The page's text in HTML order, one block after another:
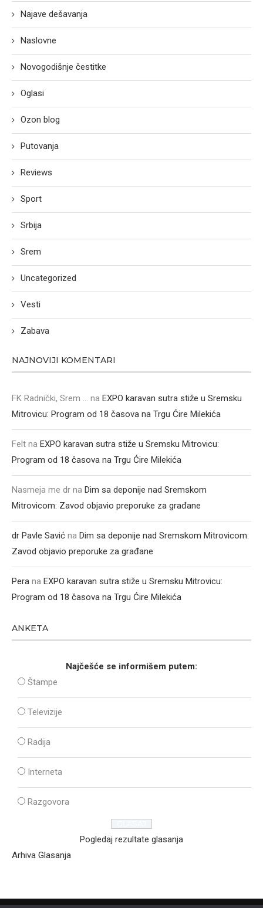
Najave dešavanja
Naslovne
Novogodišnje čestitke
Oglasi
Ozon blog
Putovanja
Reviews
Sport
Srbija
Srem
Uncategorized
Vesti
Zabava
NAJNOVIJI KOMENTARI
FK Radnički, Srem ... na EXPO karavan sutra stiže u Sremsku
Mitrovicu: Program od 18 časova na Trgu Ćire Milekića
Felt na EXPO karavan sutra stiže u Sremsku Mitrovicu:
Program od 18 časova na Trgu Ćire Milekića
Nasmeja me dr na Dim sa deponije nad Sremskom
Mitrovicom: Zavod objavio preporuke za građane
dr Pavle Savić na Dim sa deponije nad Sremskom Mitrovicom:
Zavod objavio preporuke za građane
Pera na EXPO karavan sutra stiže u Sremsku Mitrovicu:
Program od 18 časova na Trgu Ćire Milekića
ANKETA
Najčešće se informišem putem:
Štampe
Televizije
Radija
Interneta
Razgovora
Pogledaj rezultate glasanja
Arhiva Glasanja